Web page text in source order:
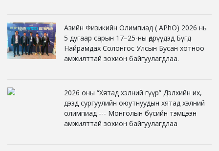
Азийн Физикийн Олимпиад ( APhO) 2026 нь
5 дугаар сарын 17–25-ны өдрүүдэд Бүгд
Найрамдах Солонгос Улсын Бусан хотноо
амжилттай зохион байгуулагдлаа.
2026 оны “Хятад хэлний гүүр” Дэлхийн их,
дээд сургуулийн оюутнуудын хятад хэлний
олимпиад --- Монголын бүсийн тэмцээн
амжилттай зохион байгуулагдлаа